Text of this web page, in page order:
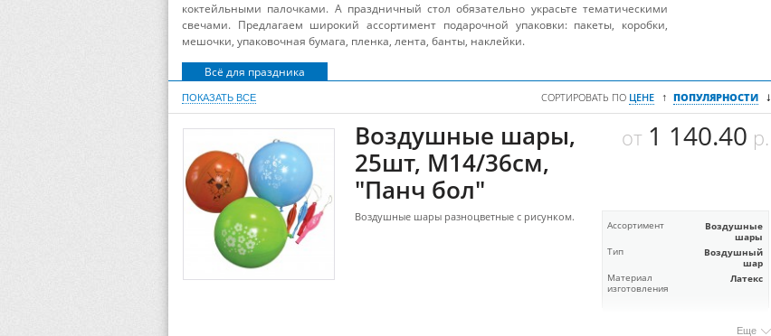
коктейльными палочками. А праздничный стол обязательно украсьте тематическими
свечами. Предлагаем широкий ассортимент подарочной упаковки: пакеты, коробки,
мешочки, упаковочная бумага, пленка, лента, банты, наклейки.
Всё для праздника
ПОКАЗАТЬ ВСЕ СОРТИРОВАТЬ ПО ЦЕНЕ ↑ ПОПУЛЯРНОСТИ ↓
Воздушные шары,
25шт, М14/36см,
"Панч бол"
от 1 140.40 р.
Воздушные шары разноцветные с рисунком.
Ассортимент
Воздушные
шары
Тип
Воздушный
шар
Материал
изготовления
Латекс
Еще